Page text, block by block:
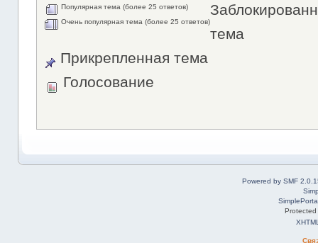
Популярная тема (более 25 ответов)
Очень популярная тема (более 25 ответов)
тема
Прикрепленная тема
Голосование
Powered by SMF